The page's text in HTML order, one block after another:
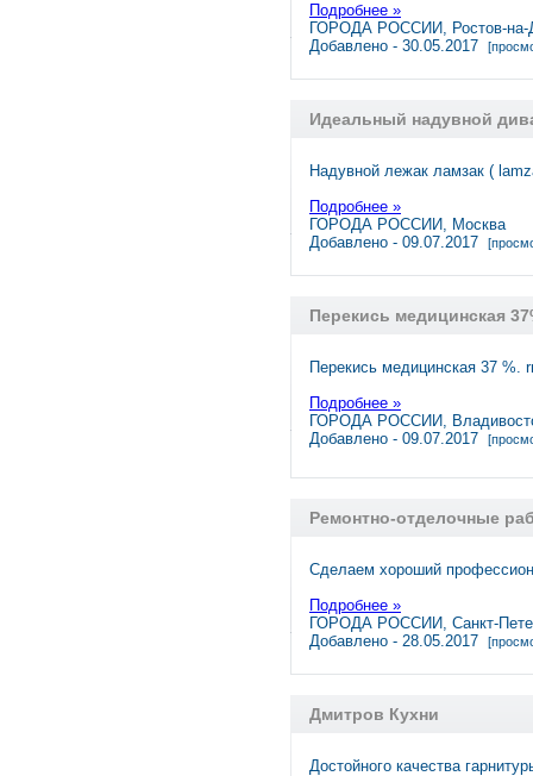
Подробнее »
ГОРОДА РОССИИ, Ростов-на-
Добавлено - 30.05.2017
Идеальный надувной
Надувной лежак ламзак (
Подробнее »
ГОРОДА РОССИИ, Москва
Добавлено - 09.07.2017
Перекись медицинская
Перекись медицинская 37
Подробнее »
ГОРОДА РОССИИ,
Добавлено - 09.07.2017
Ремонтно-отделочные
Сделаем хороший
Подробнее »
ГОРОДА РОССИИ, Санкт-
Добавлено - 28.05.2017
Дмитров Кухни
Достойного качества